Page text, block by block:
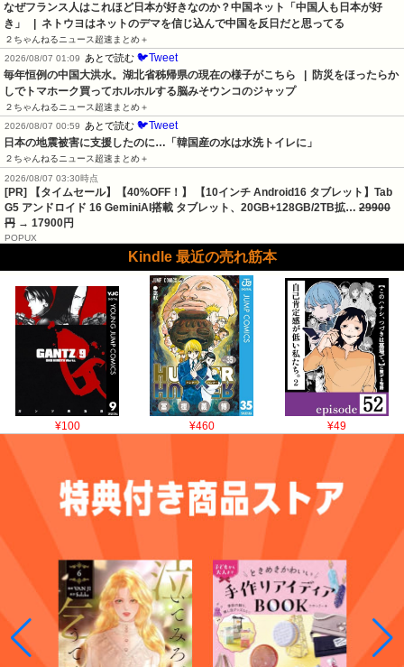
なぜフランス人はこれほど日本が好きなのか？中国ネット「中国人も日本が好
き」   |  ネトウヨはネットのデマを信じ込んで中国を反日だと思ってる
２ちゃんねるニュース超速まとめ＋
2026/08/07 01:09
あとで読む 🐦Tweet
毎年恒例の中国大洪水。湖北省秭帰県の現在の様子がこちら   |  防災をほったらか
しでトマホーク買ってホルホルする脳みそウンコのジャップ
２ちゃんねるニュース超速まとめ＋
2026/08/07 00:59
あとで読む 🐦Tweet
日本の地震被害に支援したのに…「韓国産の水は水洗トイレに」
２ちゃんねるニュース超速まとめ＋
2026/08/07 03:30時点
[PR] 【タイムセール】【40%OFF！】 【10インチ Android16 タブレット】Tab
G5 アンドロイド 16 GeminiAI搭載 タブレット、20GB+128GB/2TB拡… 29900
円 → 17900円
POPUX
Kindle 最近の売れ筋本
¥100 ¥460 ¥49